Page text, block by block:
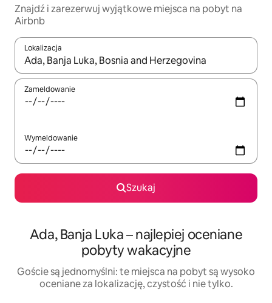
Znajdź i zarezerwuj wyjątkowe miejsca na pobyt na
Airbnb
Lokalizacja
Gdy wyniki będą dostępne, możesz poruszać się po nich za
Zameldowanie
Wymeldowanie
Szukaj
Ada, Banja Luka – najlepiej oceniane
pobyty wakacyjne
Goście są jednomyślni: te miejsca na pobyt są wysoko
oceniane za lokalizację, czystość i nie tylko.